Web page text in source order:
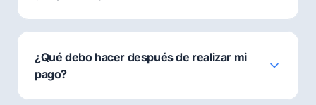
¿Qué debo hacer después de realizar mi
pago?